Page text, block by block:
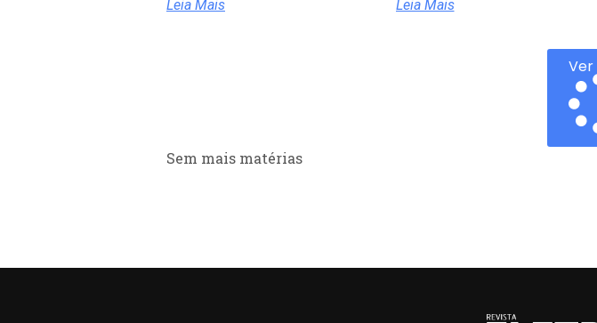
Leia Mais Leia Mais
Ver
Sem mais matérias